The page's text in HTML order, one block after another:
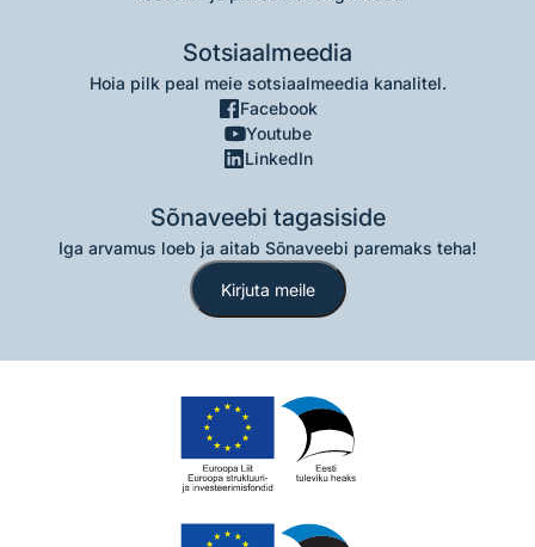
Sotsiaalmeedia
Hoia pilk peal meie sotsiaalmeedia kanalitel.
Facebook
Youtube
LinkedIn
Sõnaveebi tagasiside
Iga arvamus loeb ja aitab Sõnaveebi paremaks teha!
Kirjuta meile